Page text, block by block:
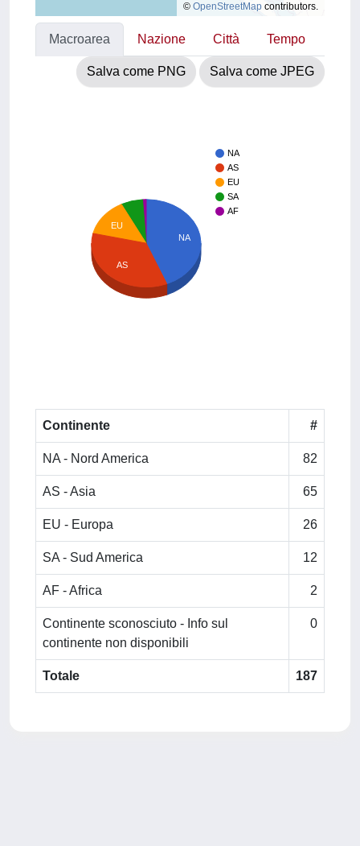
© OpenStreetMap contributors.
Macroarea Nazione Città Tempo
Salva come PNG Salva come JPEG
NA
AS
EU
SA
AF
NA
EU
AS
Continente #
NA - Nord America 82
AS - Asia 65
EU - Europa 26
SA - Sud America 12
AF - Africa 2
Continente sconosciuto - Info sul
continente non disponibili
0
Totale 187